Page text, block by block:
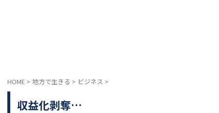
HOME > 地方で生きる > ビジネス >
収益化剥奪…